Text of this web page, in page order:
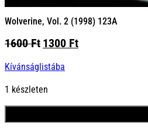
Wolverine, Vol. 2 (1998) 123A
1600Ft Original
was:
1300 FtCurrent
Kívánságlistába
1 készleten